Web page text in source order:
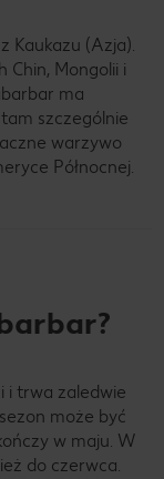
Kaukazu (Azja).
Chin, Mongolii i
ma
szczególnie
warzywo
Północnej.
i trwa zaledwie
może być
w maju. W
do czerwca.